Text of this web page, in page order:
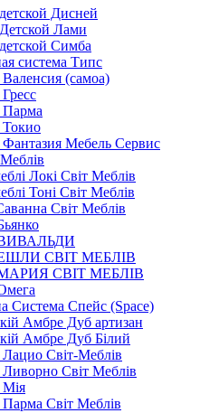
Дисней
Лами
Симба
система Типс
(самоа)
Парма
Мебель Сервис
Локі Світ Меблів
Тоні Світ Меблів
Світ Меблів
ВИВАЛЬДИ
СВІТ МЕБЛІВ
СВІТ МЕБЛІВ
Cистема Спейс (Space)
Амбре Дуб артизан
Амбре Дуб Білий
Світ-Меблів
Світ Меблів
Мія
Парма Свiт Меблiв